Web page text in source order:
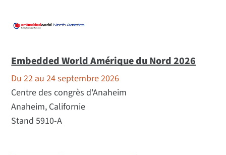
Embedded World Amérique du Nord 2026
Du 22 au 24 septembre 2026
Centre des congrès d'Anaheim
Anaheim, Californie
Stand 5910-A